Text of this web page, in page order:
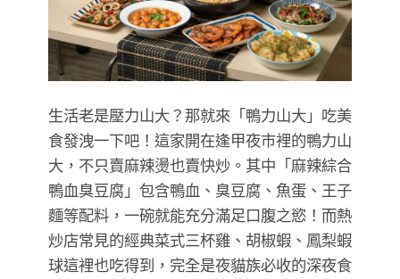
生活老是壓力山大？那就來「鴨力山大」吃美
食發洩一下吧！這家開在逢甲夜市裡的鴨力山
大，不只賣麻辣燙也賣快炒。其中「麻辣綜合
鴨血臭豆腐」包含鴨血、臭豆腐、魚蛋、王子
麵等配料，一碗就能充分滿足口腹之慾！而熱
炒店常見的經典菜式三杯雞、胡椒蝦、鳳梨蝦
球這裡也吃得到，完全是夜貓族必收的深夜食